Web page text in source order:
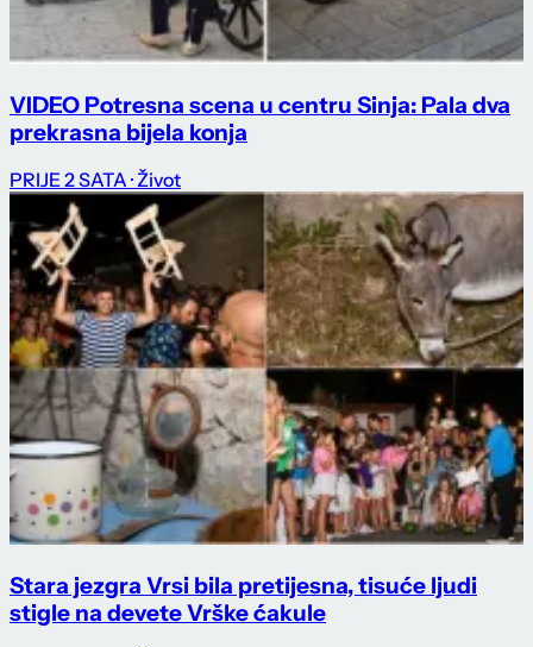
VIDEO Potresna scena u centru Sinja: Pala dva
prekrasna bijela konja
PRIJE 2 SATA · Život
Stara jezgra Vrsi bila pretijesna, tisuće ljudi
stigle na devete Vrške ćakule